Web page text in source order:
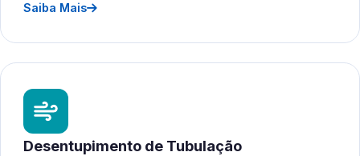
Saiba Mais
Desentupimento de Tubulação